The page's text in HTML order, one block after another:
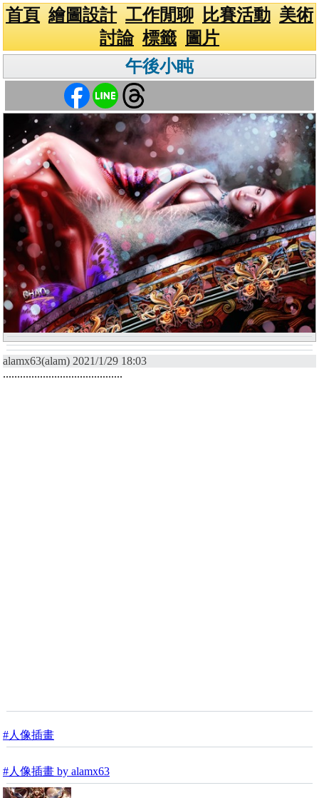
首頁 繪圖設計 工作閒聊 比賽活動 美術
討論 標籤
圖片
午後小盹
alamx63(alam) 2021/1/29 18:03
..........................................
#人像插畫
#人像插畫 by alamx63